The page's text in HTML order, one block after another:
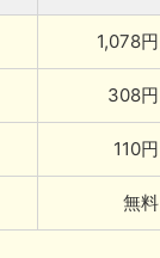
1,078円
308円
110円
無料